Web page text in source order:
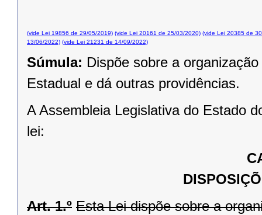
(vide Lei 19856 de 29/05/2019) (vide Lei 20161 de 25/03/2020) (vide Lei 20385 de
13/06/2022) (vide Lei 21231 de 14/09/2022)
Súmula: Dispõe sobre a
Estadual e dá outras providências.
A Assembleia Legislativa do Estado
lei:
Art. 1.º Esta Lei dispõe sobre a